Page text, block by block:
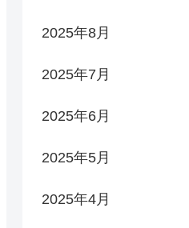
2025年8月
2025年7月
2025年6月
2025年5月
2025年4月